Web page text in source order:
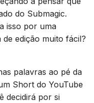
do Submagic.
isso por uma
edição muito fácil?
palavras ao pé da
Short do YouTube
decidirá por si